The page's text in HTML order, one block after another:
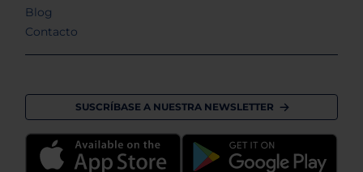
Blog
Contacto
SUSCRÍBASE A NUESTRA NEWSLETTER